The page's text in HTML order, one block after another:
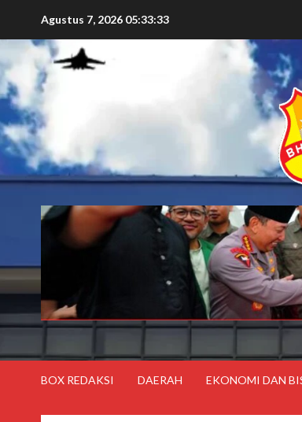
Agustus 7, 2026 05:33:35
BOX REDAKSI DAERAH EKONOMI DAN